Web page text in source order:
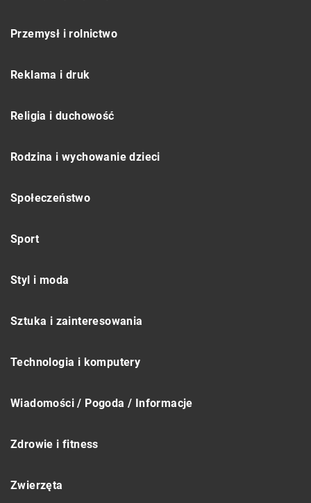
Przemysł i rolnictwo
Reklama i druk
Religia i duchowość
Rodzina i wychowanie dzieci
Społeczeństwo
Sport
Styl i moda
Sztuka i zainteresowania
Technologia i komputery
Wiadomości / Pogoda / Informacje
Zdrowie i fitness
Zwierzęta